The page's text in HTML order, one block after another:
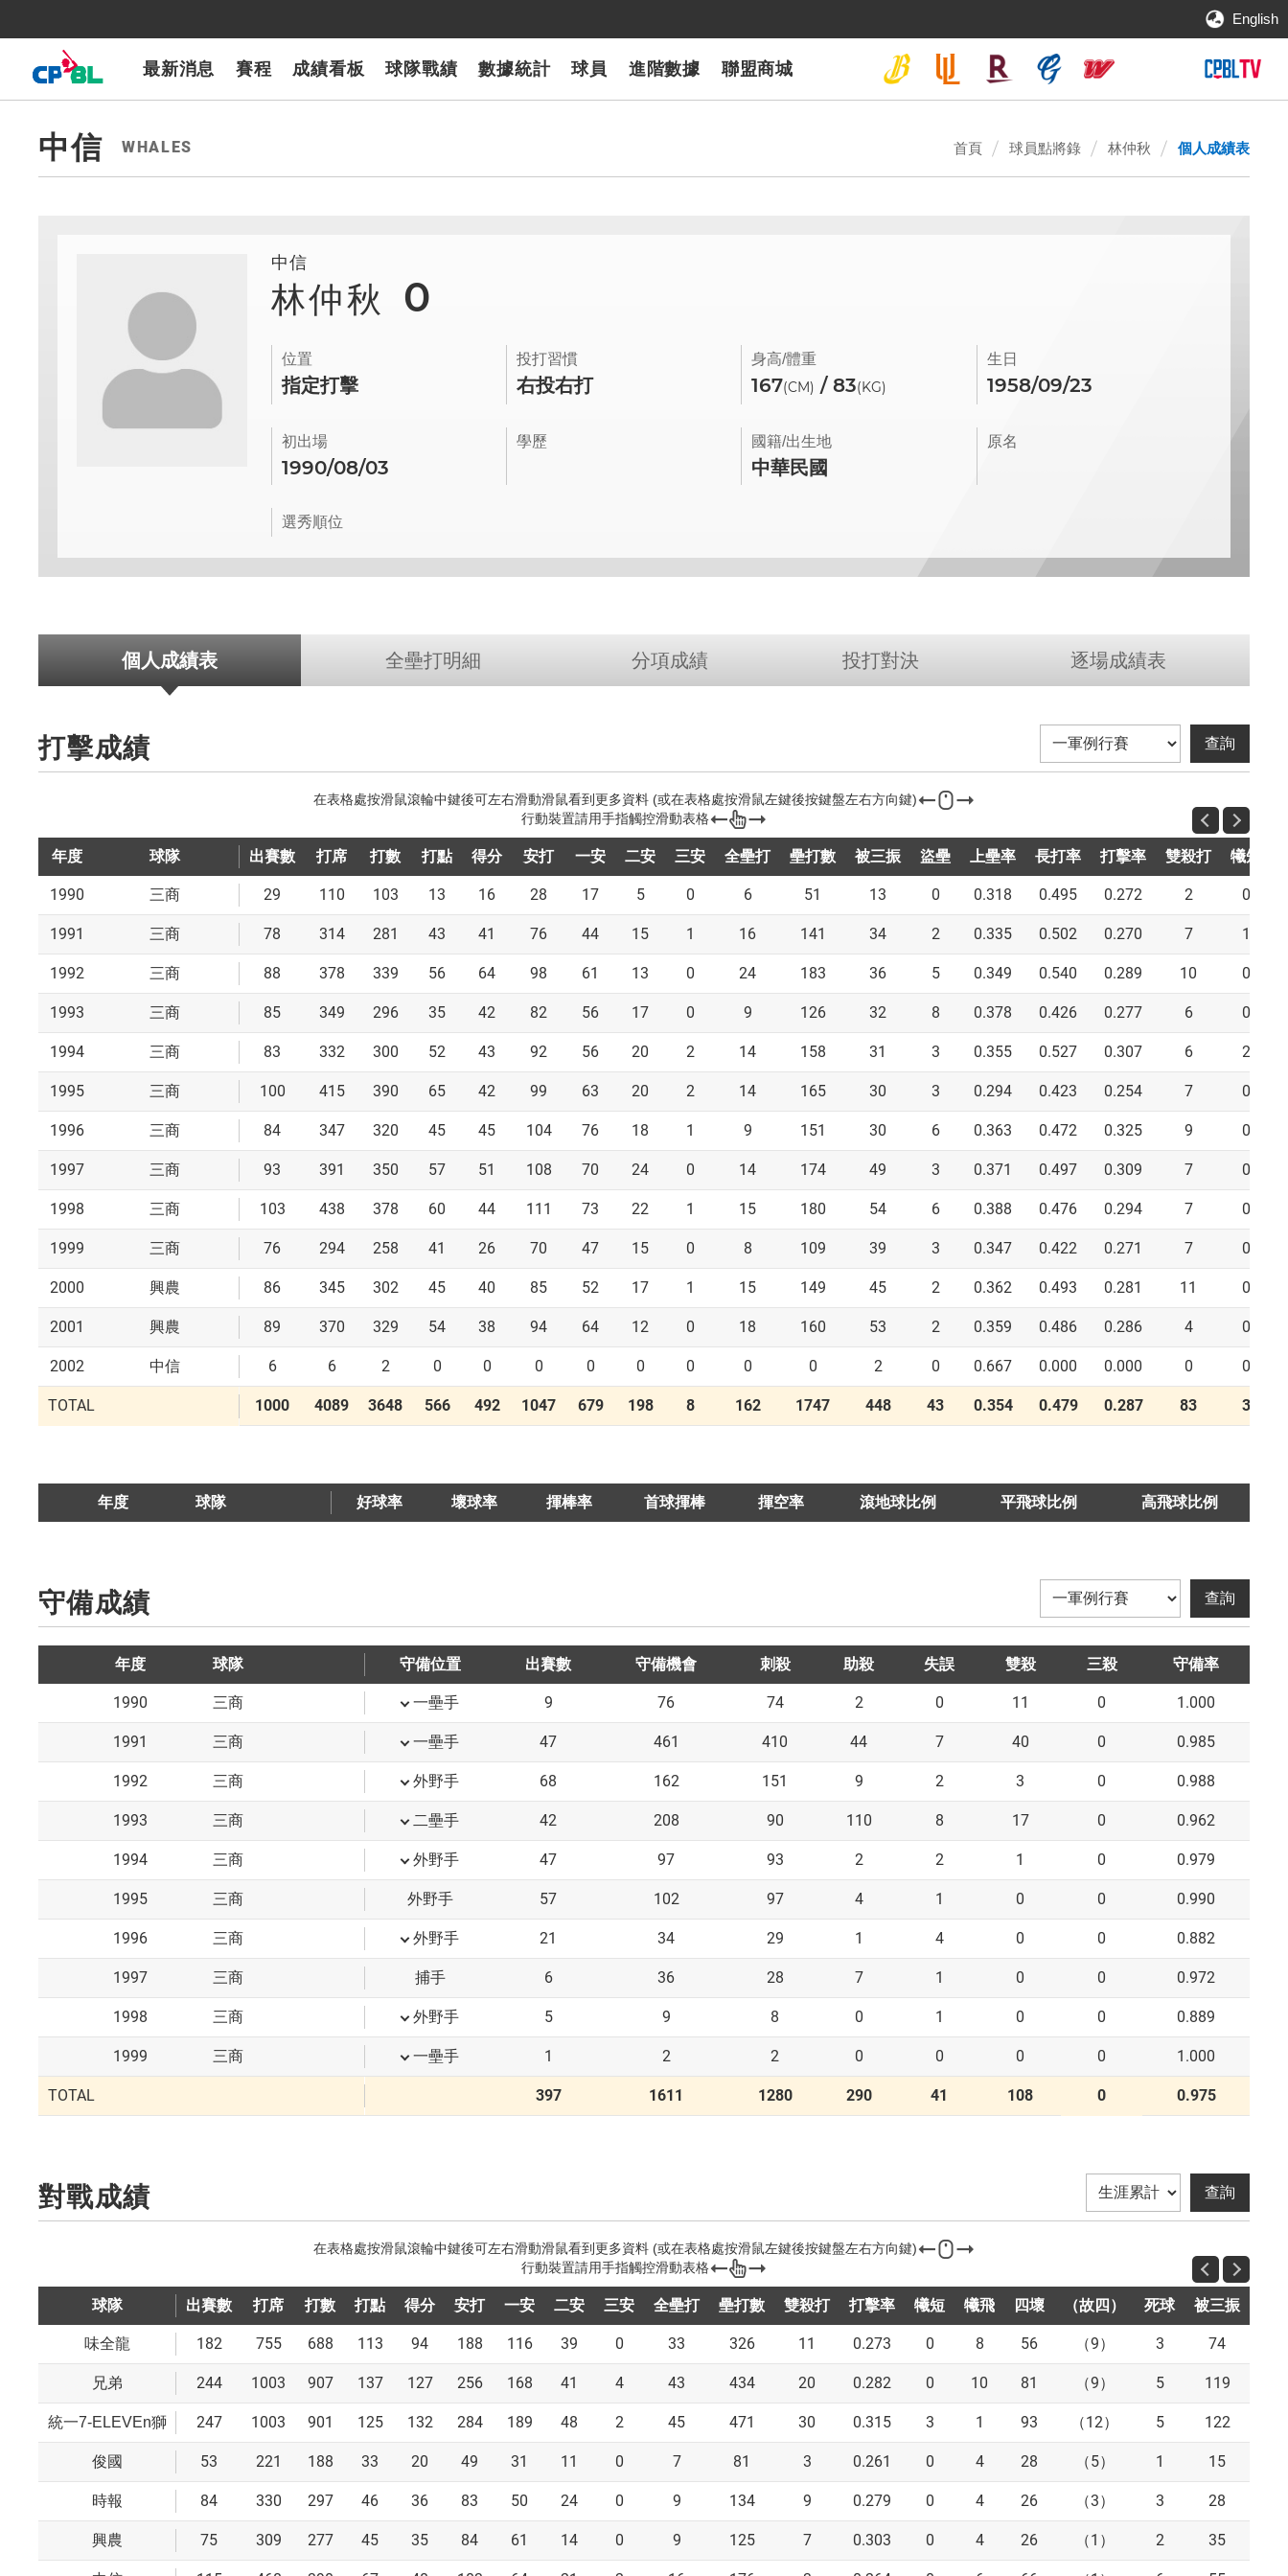
English
最新消息 賽程 成績看板 球隊戰績 數據統計 球員 進階數據 聯盟商城
7-ELEVEn獅
樂天桃猿富邦悍將 味全龍 台鋼雄鷹CPBLTV
中信 WHALES 首頁 球員點將錄 林仲秋 個人成績表
中信
林仲秋 0
位置
指定打擊
投打習慣
右投右打
身高/體重
167(CM) / 83(KG)
生日
1958/09/23
初出場
1990/08/03
學歷 國籍/出生地
中華民國
原名
選秀順位
個人成績表 全壘打明細 分項成績 投打對決 逐場成績表
打擊成績
年度 球隊 出賽數 打席 打數 打點 得分 安打 一安 二安 三安 全壘打 壘打數 被三振 盜壘 上壘率 長打率 打擊率 雙殺打 犧短
1990 三商 29 110 103 13 16 28 17 5 0 6 51 13 0 0.318 0.495 0.272 2 0
1991 三商 78 314 281 43 41 76 44 15 1 16 141 34 2 0.335 0.502 0.270 7 1
1992 三商 88 378 339 56 64 98 61 13 0 24 183 36 5 0.349 0.540 0.289 10 0
1993 三商 85 349 296 35 42 82 56 17 0 9 126 32 8 0.378 0.426 0.277 6 0
1994 三商 83 332 300 52 43 92 56 20 2 14 158 31 3 0.355 0.527 0.307 6 2
1995 三商 100 415 390 65 42 99 63 20 2 14 165 30 3 0.294 0.423 0.254 7 0
1996 三商 84 347 320 45 45 104 76 18 1 9 151 30 6 0.363 0.472 0.325 9 0
1997 三商 93 391 350 57 51 108 70 24 0 14 174 49 3 0.371 0.497 0.309 7 0
1998 三商 103 438 378 60 44 111 73 22 1 15 180 54 6 0.388 0.476 0.294 7 0
1999 三商 76 294 258 41 26 70 47 15 0 8 109 39 3 0.347 0.422 0.271 7 0
2000 興農 86 345 302 45 40 85 52 17 1 15 149 45 2 0.362 0.493 0.281 11 0
2001 興農 89 370 329 54 38 94 64 12 0 18 160 53 2 0.359 0.486 0.286 4 0
2002 中信 6 6 2 0 0 0 0 0 0 0 0 2 0 0.667 0.000 0.000 0 0
TOTAL 1000 4089 3648 566 492 1047 679 198 8 162 1747 448 43 0.354 0.479 0.287 83 3
年度 球隊 好球率 壞球率 揮棒率 首球揮棒 揮空率 滾地球比例 平飛球比例 高飛球比例
守備成績
年度 球隊 守備位置 出賽數 守備機會 刺殺 助殺 失誤 雙殺 三殺 守備率
1990 三商 一壘手 9 76 74 2 0 11 0 1.000
1991 三商 一壘手 47 461 410 44 7 40 0 0.985
1992 三商 外野手 68 162 151 9 2 3 0 0.988
1993 三商 二壘手 42 208 90 110 8 17 0 0.962
1994 三商 外野手 47 97 93 2 2 1 0 0.979
1995 三商 外野手 57 102 97 4 1 0 0 0.990
1996 三商 外野手 21 34 29 1 4 0 0 0.882
1997 三商 捕手 6 36 28 7 1 0 0 0.972
1998 三商 外野手 5 9 8 0 1 0 0 0.889
1999 三商 一壘手 1 2 2 0 0 0 0 1.000
TOTAL 397 1611 1280 290 41 108 0 0.975
對戰成績
球隊 出賽數 打席 打數 打點 得分 安打 一安 二安 三安 全壘打 壘打數 雙殺打 打擊率 犧短 犧飛 四壞 （故四） 死球 被三振
味全龍 182 755 688 113 94 188 116 39 0 33 326 11 0.273 0 8 56 （9） 3 74
兄弟 244 1003 907 137 127 256 168 41 4 43 434 20 0.282 0 10 81 （9） 5 119
統一7-ELEVEn獅 247 1003 901 125 132 284 189 48 2 45 471 30 0.315 3 1 93 （12） 5 122
俊國 53 221 188 33 20 49 31 11 0 7 81 3 0.261 0 4 28 （5） 1 15
時報 84 330 297 46 36 83 50 24 0 9 134 9 0.279 0 4 26 （3） 3 28
興農 75 309 277 45 35 84 61 14 0 9 125 7 0.303 0 4 26 （1） 2 35